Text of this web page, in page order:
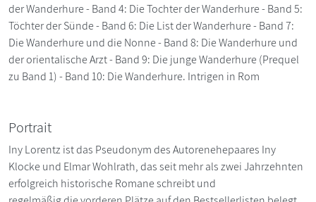
der Wanderhure - Band 4: Die Tochter der Wanderhure - Band 5:
Töchter der Sünde - Band 6: Die List der Wanderhure - Band 7:
Die Wanderhure und die Nonne - Band 8: Die Wanderhure und
der orientalische Arzt - Band 9: Die junge Wanderhure (Prequel
zu Band 1) - Band 10: Die Wanderhure. Intrigen in Rom
Portrait
Iny Lorentz ist das Pseudonym des Autorenehepaares Iny
Klocke und Elmar Wohlrath, das seit mehr als zwei Jahrzehnten
erfolgreich historische Romane schreibt und